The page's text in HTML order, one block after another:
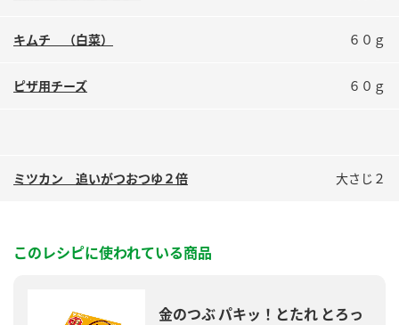
検索
キムチ （白菜） ６０ｇ
ピザ用チーズ ６０ｇ
ミツカン 追いがつおつゆ２倍 大さじ２
このレシピに使われている商品
金のつぶ パキッ！とたれ とろっ